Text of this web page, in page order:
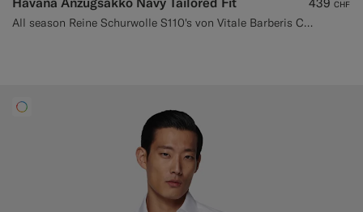
All season Reine Schurwolle S110's von Vitale Barberis Canonico, Italien
CHF